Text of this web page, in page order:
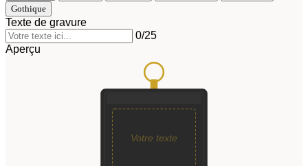
Gothique
Texte de gravure
0/25
Aperçu
Votre texte